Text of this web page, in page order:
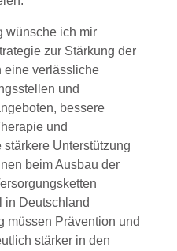
wünsche ich mir
zur Stärkung der
eine verlässliche
und
bessere
und
Unterstützung
beim Ausbau der
in Deutschland
müssen Prävention und
stärker in den